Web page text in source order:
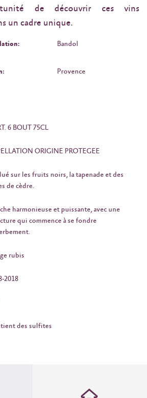
de découvrir ces vins
un cadre unique.
Bandol
Provence
6 BOUT 75CL
ORIGINE PROTEGEE
sur les fruits noirs, la tapenade et des
de cèdre.
harmonieuse et puissante, avec une
qui commence à se fondre
rubis
2018
des sulfites